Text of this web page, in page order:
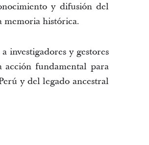
y difusión del
memoria histórica.
investigadores y gestores
acción fundamental para
y del legado ancestral